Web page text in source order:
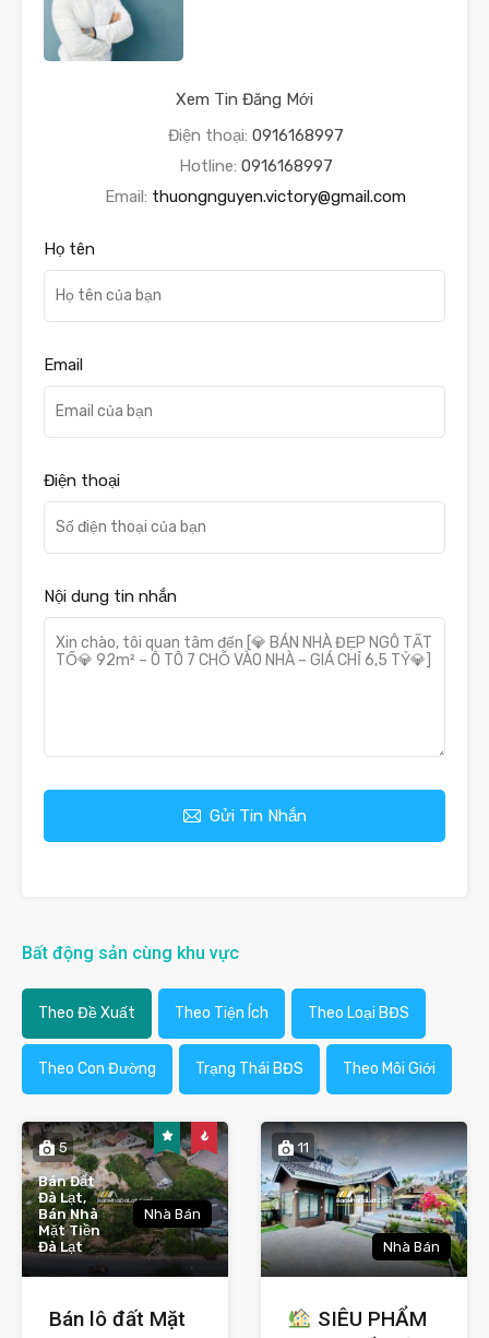
Xem Tin Đăng Mới
Điện thoại: 0916168997
Hotline: 0916168997
Email: thuongnguyen.victory@gmail.com
Họ tên
Email
Điện thoại
Nội dung tin nhắn
Gửi Tin Nhắn
Bất động sản cùng khu vực
Theo Đề Xuất Theo Tiện Ích Theo Loại BĐS
Theo Con Đường Trạng Thái BĐS Theo Môi Giới
5
Bán Đất
Đà Lạt,
Bán Nhà
Mặt Tiền
Đà Lạt
Nhà Bán
Bán lô đất Mặt
11
Nhà Bán
SIÊU PHẨM